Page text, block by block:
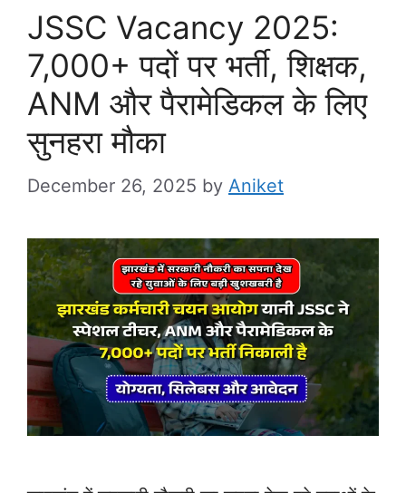
JSSC Vacancy 2025:
7,000+ पदों पर भर्ती, शिक्षक,
ANM और पैरामेडिकल के लिए
सुनहरा मौका
December 26, 2025 by Aniket